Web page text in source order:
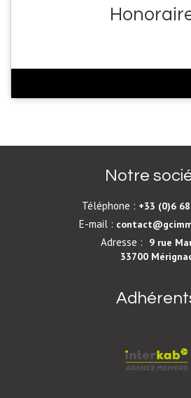
Notre
Téléphone : +33 (0)6
E-mail :
Adresse :
9 rue
33700